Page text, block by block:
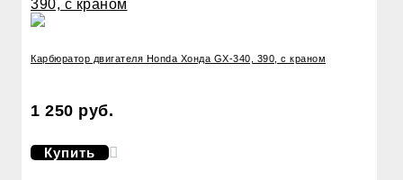
Карбюратор двигателя Honda Хонда GX-340, 390, с краном
1 250 руб.
Купить